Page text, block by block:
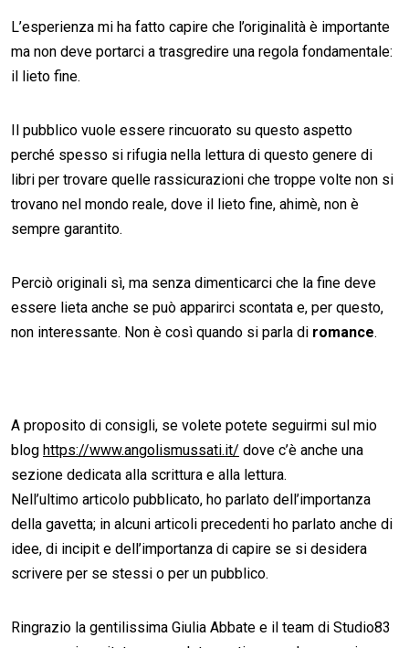
L’esperienza mi ha fatto capire che l’originalità è importante
ma non deve portarci a trasgredire una regola fondamentale:
il lieto fine.
Il pubblico vuole essere rincuorato su questo aspetto
perché spesso si rifugia nella lettura di questo genere di
libri per trovare quelle rassicurazioni che troppe volte non si
trovano nel mondo reale, dove il lieto fine, ahimè, non è
sempre garantito.
Perciò originali sì, ma senza dimenticarci che la fine deve
essere lieta anche se può apparirci scontata e, per questo,
non interessante. Non è così quando si parla di romance.
A proposito di consigli, se volete potete seguirmi sul mio
blog https://www.angolismussati.it/ dove c’è anche una
sezione dedicata alla scrittura e alla lettura.
Nell’ultimo articolo pubblicato, ho parlato dell’importanza
della gavetta; in alcuni articoli precedenti ho parlato anche di
idee, di incipit e dell’importanza di capire se si desidera
scrivere per se stessi o per un pubblico.
Ringrazio la gentilissima Giulia Abbate e il team di Studio83